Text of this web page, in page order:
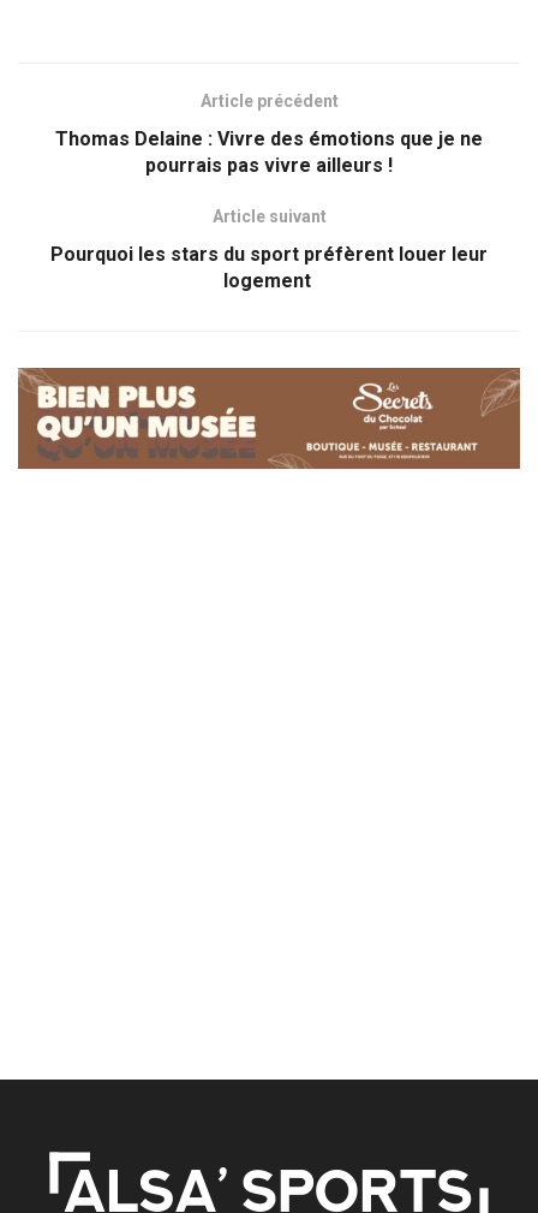
Article précédent
Thomas Delaine : Vivre des émotions que je ne
pourrais pas vivre ailleurs !
Article suivant
Pourquoi les stars du sport préfèrent louer leur
logement